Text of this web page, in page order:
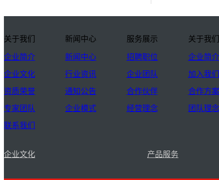
关于我们
企业简介
企业文化
资质荣誉
专家团队
联系我们
新闻中心
新闻中心
行业资讯
通知公告
企业模式
服务展示
招聘职位
企业团队
合作伙伴
经营理念
关于我们
企业简介
加入我们
合作方案
团队理念
企业文化 产品服务